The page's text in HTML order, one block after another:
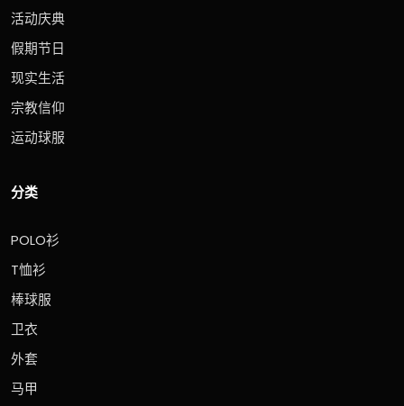
活动庆典
假期节日
现实生活
宗教信仰
运动球服
分类
POLO衫
T恤衫
棒球服
卫衣
外套
马甲